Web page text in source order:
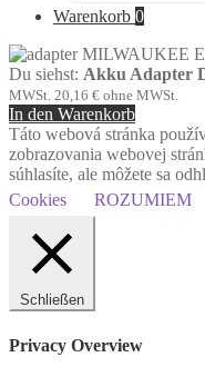
Warenkorb 0
Du siehst: Akku Adapter
MWSt. 20,16 € ohne MWSt.
In den Warenkorb
Táto webová stránka
zobrazovania webovej
súhlasíte, ale môžete sa
Cookies
ROZUMIEM
Schließen
Privacy Overview